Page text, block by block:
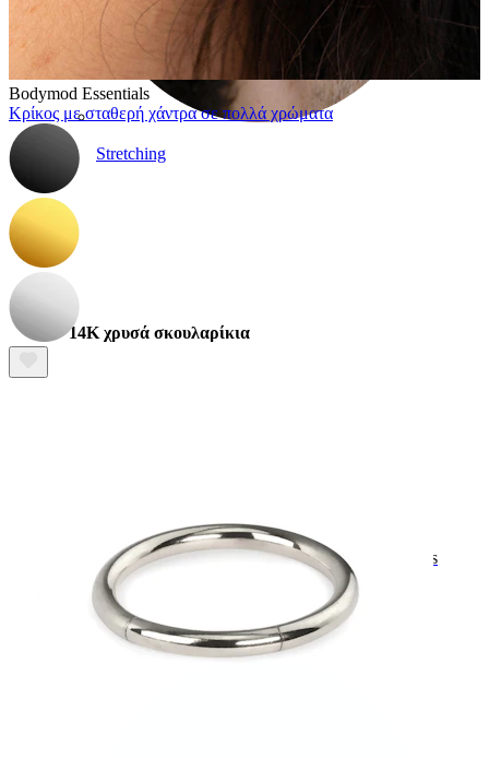
Stretching
14Κ χρυσά σκουλαρίκια
Αγοράζεις 4, πληρώνεις 3Αγόρασε Bodymod Moments
Brands
Bodymod Essentials
Κρίκος με σταθερή χάντρα σε πολλά χρώματα